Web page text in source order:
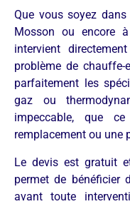
Que vous soyez
Mosson ou encore
intervient
problème de chauffe-
parfaitement les
gaz ou
impeccable, que
remplacement ou une
Le devis est gratuit
permet de bénéficier
avant toute